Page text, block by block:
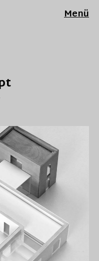
Menü